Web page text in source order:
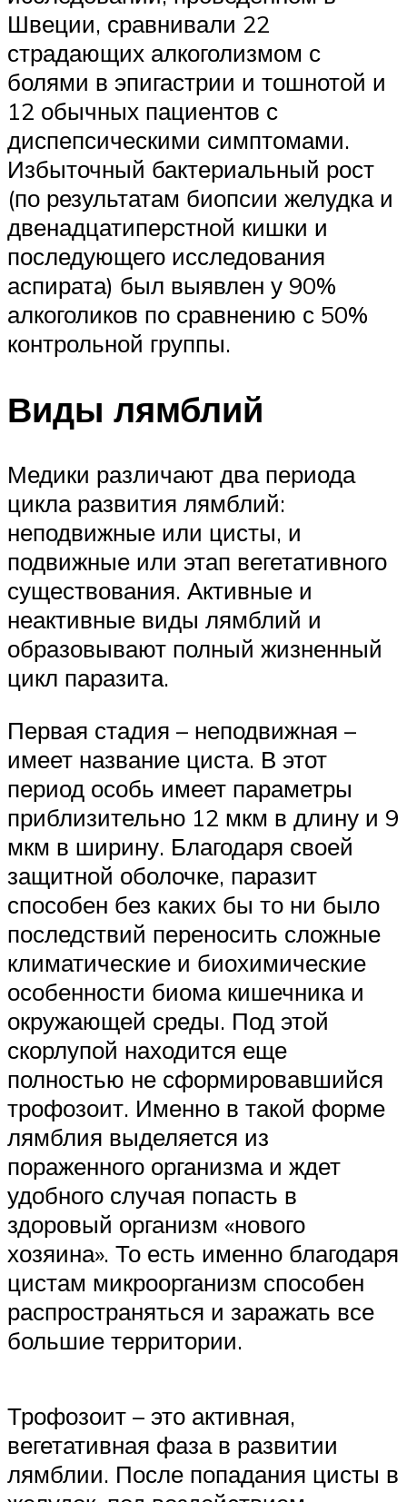
Швеции, сравнивали 22
страдающих алкоголизмом с
болями в эпигастрии и тошнотой и
12 обычных пациентов с
диспепсическими симптомами.
Избыточный бактериальный рост
(по результатам биопсии желудка и
двенадцатиперстной кишки и
последующего исследования
аспирата) был выявлен у 90%
алкоголиков по сравнению с 50%
контрольной группы.
Виды лямблий
Медики различают два периода
цикла развития лямблий:
неподвижные или цисты, и
подвижные или этап вегетативного
существования. Активные и
неактивные виды лямблий и
образовывают полный жизненный
цикл паразита.
Первая стадия – неподвижная –
имеет название циста. В этот
период особь имеет параметры
приблизительно 12 мкм в длину и 9
мкм в ширину. Благодаря своей
защитной оболочке, паразит
способен без каких бы то ни было
последствий переносить сложные
климатические и биохимические
особенности биома кишечника и
окружающей среды. Под этой
скорлупой находится еще
полностью не сформировавшийся
трофозоит. Именно в такой форме
лямблия выделяется из
пораженного организма и ждет
удобного случая попасть в
здоровый организм «нового
хозяина». То есть именно благодаря
цистам микроорганизм способен
распространяться и заражать все
большие территории.
Трофозоит – это активная,
вегетативная фаза в развитии
лямблии. После попадания цисты в